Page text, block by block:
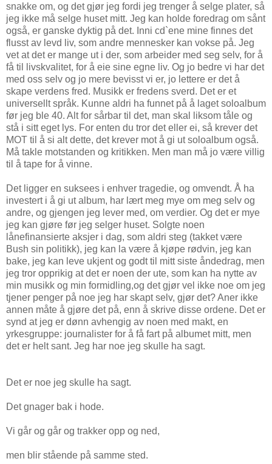
snakke om, og det gjør jeg fordi jeg trenger å selge plater, så
jeg ikke må selge huset mitt. Jeg kan holde foredrag om sånt
også, er ganske dyktig på det. Inni cd`ene mine finnes det
flusst av levd liv, som andre mennesker kan vokse på. Jeg
vet at det er mange ut i der, som arbeider med seg selv, for å
få til livskvalitet, for å eie sine egne liv. Og jo bedre vi har det
med oss selv og jo mere bevisst vi er, jo lettere er det å
skape verdens fred. Musikk er fredens sverd. Det er et
universellt språk. Kunne aldri ha funnet på å laget soloalbum
før jeg ble 40. Alt for sårbar til det, man skal liksom tåle og
stå i sitt eget lys. For enten du tror det eller ei, så krever det
MOT til å si alt dette, det krever mot å gi ut soloalbum også.
Må takle motstanden og kritikken. Men man må jo være villig
til å tape for å vinne.
Det ligger en suksees i enhver tragedie, og omvendt. Å ha
investert i å gi ut album, har lært meg mye om meg selv og
andre, og gjengen jeg lever med, om verdier. Og det er mye
jeg kan gjøre før jeg selger huset. Solgte noen
lånefinansierte aksjer i dag, som aldri steg (takket være
Bush sin politikk), jeg kan la være å kjøpe rødvin, jeg kan
bake, jeg kan leve ukjent og godt til mitt siste åndedrag, men
jeg tror opprikig at det er noen der ute, som kan ha nytte av
min musikk og min formidling,og det gjør vel ikke noe om jeg
tjener penger på noe jeg har skapt selv, gjør det? Aner ikke
annen måte å gjøre det på, enn å skrive disse ordene. Det er
synd at jeg er dønn avhengig av noen med makt, en
yrkesgruppe: journalister for å få fart på albumet mitt, men
det er helt sant. Jeg har noe jeg skulle ha sagt.
Det er noe jeg skulle ha sagt.
Det gnager bak i hode.
Vi går og går og trakker opp og ned,
men blir stående på samme sted.